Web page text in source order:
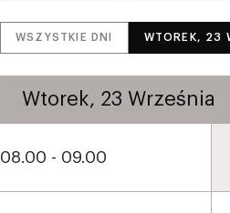
WSZYSTKIE DNI WTOREK, 23
Wtorek, 23 Września
08.00 - 09.00